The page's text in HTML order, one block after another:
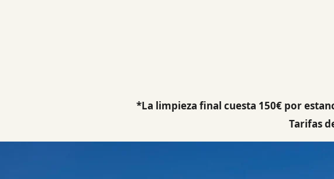
*La limpieza final cuesta 150€ por
Tarifas